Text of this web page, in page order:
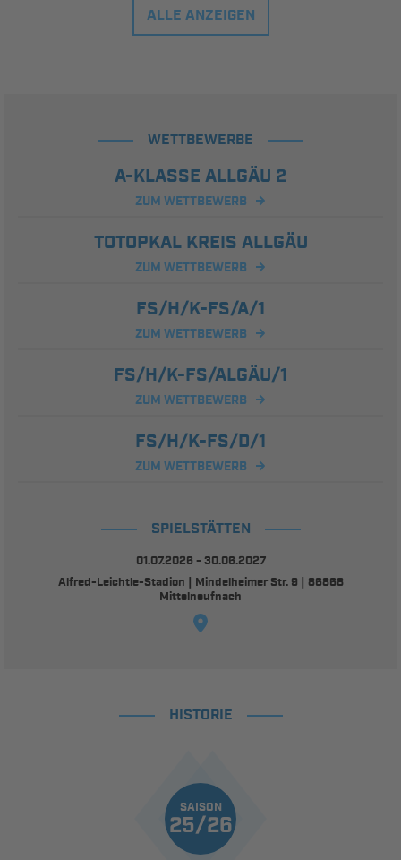
ALLE ANZEIGEN
WETTBEWERBE
A-KLASSE ALLGÄU 2
ZUM WETTBEWERB
TOTOPKAL KREIS ALLGÄU
ZUM WETTBEWERB
FS/H/K-FS/A/1
ZUM WETTBEWERB
FS/H/K-FS/ALGÄU/1
ZUM WETTBEWERB
FS/H/K-FS/D/1
ZUM WETTBEWERB
SPIELSTÄTTEN
01.07.2026 - 30.06.2027
Alfred-Leichtle-Stadion | Mindelheimer Str. 9 | 86868
Mittelneufnach
HISTORIE
SAISON
25/26